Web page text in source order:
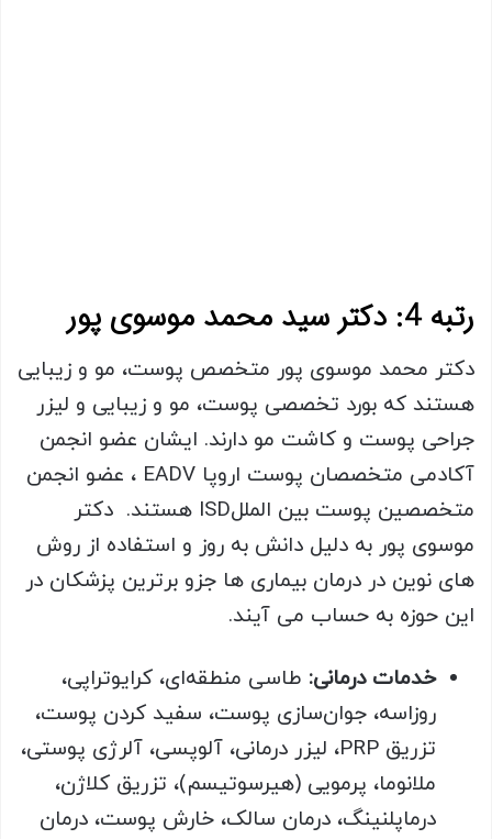
رتبه 4: دکتر سید محمد موسوی پور
دکتر محمد موسوی پور متخصص پوست، مو و زیبایی
هستند که بورد تخصصی پوست، مو و زیبایی و لیزر
جراحی پوست و کاشت مو دارند. ایشان عضو انجمن
آکادمی متخصصان پوست اروپا EADV ، عضو انجمن
متخصصین پوست بین المللISD هستند. دکتر
موسوی پور به دلیل دانش به روز و استفاده از روش
های نوین در درمان بیماری ها جزو برترین پزشکان در
این حوزه به حساب می آیند.
خدمات درمانی: طاسی منطقه‌ای، کرایوتراپی،
روزاسه، جوان‌سازی پوست، سفید کردن پوست،
تزریق PRP، لیزر درمانی، آلوپسی، آلرژی پوستی،
ملانوما، پرمویی (هیرسوتیسم)، تزریق کلاژن،
درماپلنینگ، درمان سالک، خارش پوست، درمان